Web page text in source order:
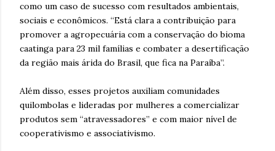
como um caso de sucesso com resultados ambientais,
sociais e econômicos. “Está clara a contribuição para
promover a agropecuária com a conservação do bioma
caatinga para 23 mil famílias e combater a desertificação
da região mais árida do Brasil, que fica na Paraíba”.
Além disso, esses projetos auxiliam comunidades
quilombolas e lideradas por mulheres a comercializar
produtos sem “atravessadores” e com maior nível de
cooperativismo e associativismo.